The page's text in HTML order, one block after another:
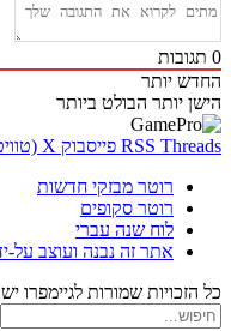
יותר
יותר הבולט ביותר
RSS פייסבוק X (טוויטר)
רוטר מבזקי חדשות
רוטר סקופים
לוח שנה עברי
אתר זה נבנה ועוצב על-ידי
שמורות לגיימפרו ישראל ©